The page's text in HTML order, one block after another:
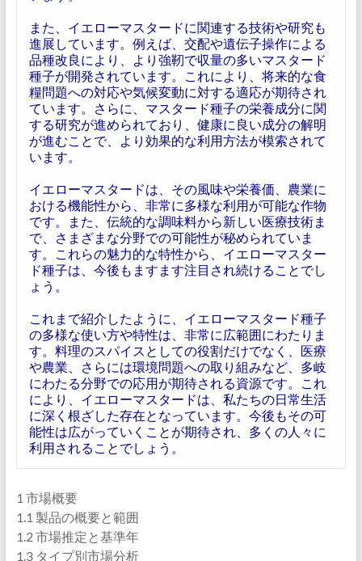
また、イエローマスタードに関連する技術や研究も
進展しています。例えば、交配や遺伝子操作による
品種改良により、より強靭で収量の多いマスタード
種子が開発されています。これにより、将来的な食
糧問題への対応や気候変動に対する適応が期待され
ています。さらに、マスタード種子の栄養成分に関
する研究が進められており、健康に良い成分の解明
が進むことで、より効果的な利用方法が模索されて
います。
イエローマスタードは、その風味や栄養価、農業に
おける機能性から、非常に多様な利用が可能な作物
です。また、伝統的な調味料から新しい医療技術ま
で、さまざまな分野での可能性が秘められていま
す。これらの魅力的な特性から、イエローマスター
ド種子は、今後もますます注目され続けることでし
ょう。
これまで紹介したように、イエローマスタード種子
の多様な使い方や特性は、非常に広範囲にわたりま
す。料理のスパイスとしての役割だけでなく、医療
や農業、さらには環境問題への取り組みなど、多岐
にわたる分野での応用が期待される資源です。これ
により、イエローマスタードは、私たちの日常生活
に深く根ざした存在となっています。今後もその可
能性は広がっていくことが期待され、多くの人々に
利用されることでしょう。
1 市場概要
1.1 製品の概要と範囲
1.2 市場推定と基準年
1.3 タイプ別市場分析